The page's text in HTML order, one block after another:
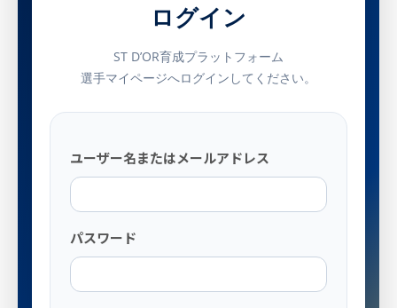
ログイン
ST D’OR育成プラットフォーム
選手マイページへログインしてください。
ユーザー名またはメールアドレス
パスワード